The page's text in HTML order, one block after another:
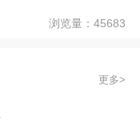
浏览量：45683
更多